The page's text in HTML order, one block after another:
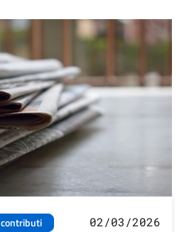
contributi
02/03/2026